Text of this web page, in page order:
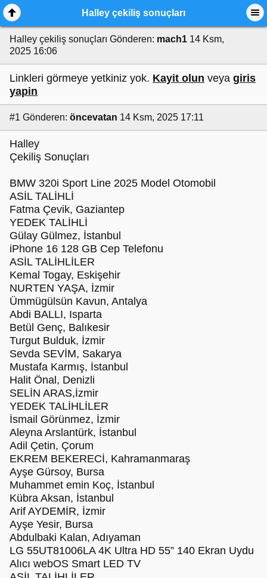
Halley çekiliş sonuçları
Halley çekiliş sonuçları Gönderen: mach1 14 Ksm,
2025 16:06
Linkleri görmeye yetkiniz yok. Kayit olun veya giris
yapin
#1 Gönderen: öncevatan 14 Ksm, 2025 17:11
Halley
Çekiliş Sonuçları
BMW 320i Sport Line 2025 Model Otomobil
ASİL TALİHLİ
Fatma Çevik, Gaziantep
YEDEK TALİHLİ
Gülay Gülmez, İstanbul
iPhone 16 128 GB Cep Telefonu
ASİL TALİHLİLER
Kemal Togay, Eskişehir
NURTEN YAŞA, İzmir
Ümmügülsün Kavun, Antalya
Abdi BALLI, Isparta
Betül Genç, Balıkesir
Turgut Bulduk, İzmir
Sevda SEVİM, Sakarya
Mustafa Karmış, İstanbul
Halit Önal, Denizli
SELİN ARAS,İzmir
YEDEK TALİHLİLER
İsmail Görünmez, İzmir
Aleyna Arslantürk, İstanbul
Adil Çetin, Çorum
EKREM BEKERECİ, Kahramanmaraş
Ayşe Gürsoy, Bursa
Muhammet emin Koç, İstanbul
Kübra Aksan, İstanbul
Arif AYDEMİR, İzmir
Ayşe Yesir, Bursa
Abdulbaki Kalan, Adıyaman
LG 55UT81006LA 4K Ultra HD 55” 140 Ekran Uydu
Alıcı webOS Smart LED TV